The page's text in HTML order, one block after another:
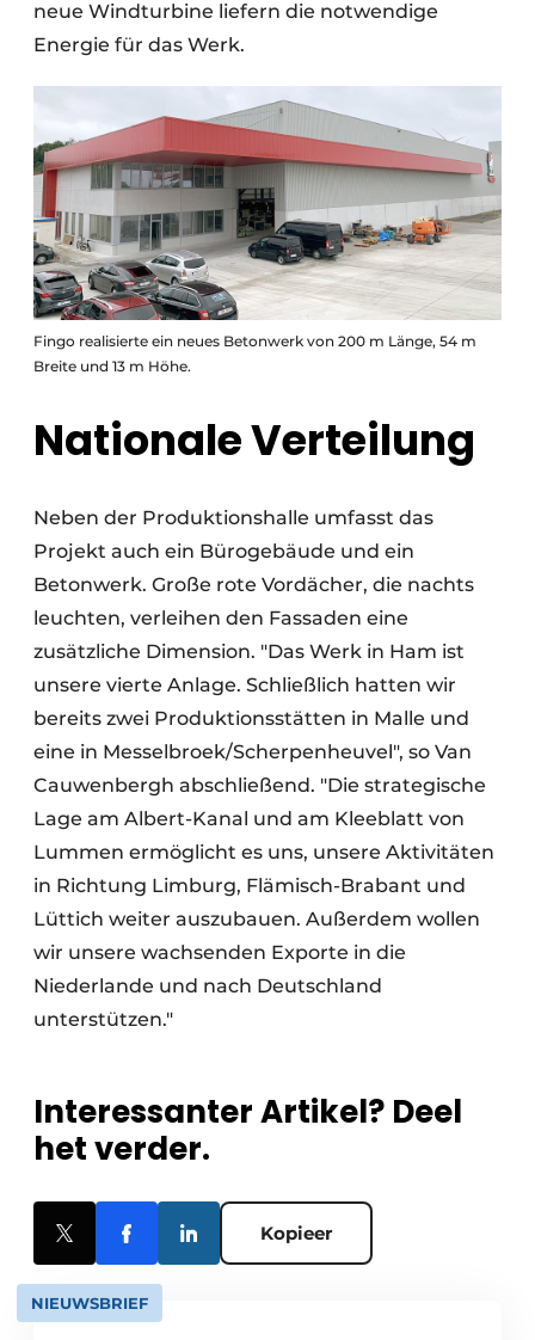
neue Windturbine liefern die notwendige
Energie für das Werk.
Fingo realisierte ein neues Betonwerk von 200 m Länge, 54 m
Breite und 13 m Höhe.
Nationale Verteilung
Neben der Produktionshalle umfasst das
Projekt auch ein Bürogebäude und ein
Betonwerk. Große rote Vordächer, die nachts
leuchten, verleihen den Fassaden eine
zusätzliche Dimension. "Das Werk in Ham ist
unsere vierte Anlage. Schließlich hatten wir
bereits zwei Produktionsstätten in Malle und
eine in Messelbroek/Scherpenheuvel", so Van
Cauwenbergh abschließend. "Die strategische
Lage am Albert-Kanal und am Kleeblatt von
Lummen ermöglicht es uns, unsere Aktivitäten
in Richtung Limburg, Flämisch-Brabant und
Lüttich weiter auszubauen. Außerdem wollen
wir unsere wachsenden Exporte in die
Niederlande und nach Deutschland
unterstützen."
Interessanter Artikel? Deel
het verder.
Kopieer
NIEUWSBRIEF